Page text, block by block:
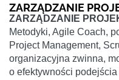
ZARZĄDZANIE
ZARZĄDZANIE
Metodyki, Agile Coach,
Project Management,
organizacyjna zwinna,
o efektywności